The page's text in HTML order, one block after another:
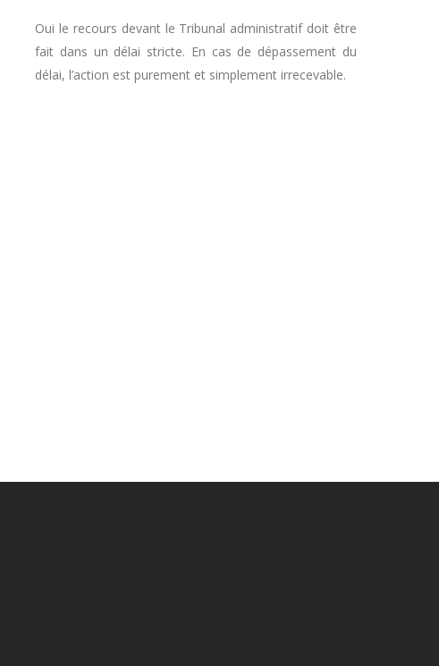
Oui le recours devant le Tribunal administratif doit être
fait dans un délai stricte. En cas de dépassement du
délai, l’action est purement et simplement irrecevable.